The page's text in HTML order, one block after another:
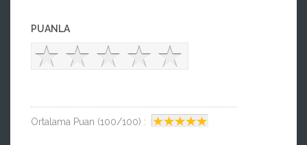
PUANLA
Ortalama Puan (100/100) :